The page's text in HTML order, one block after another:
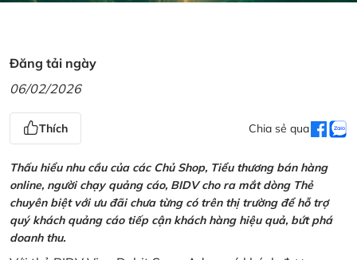
Đăng tải ngày
06/02/2026
Thích Chia sẻ qua
Thấu hiểu nhu cầu của các Chủ Shop, Tiểu thương bán hàng
online, người chạy quảng cáo, BIDV cho ra mắt dòng Thẻ
chuyên biệt với ưu đãi chưa từng có trên thị trường để hỗ trợ
quý khách quảng cáo tiếp cận khách hàng hiệu quả, bứt phá
doanh thu.